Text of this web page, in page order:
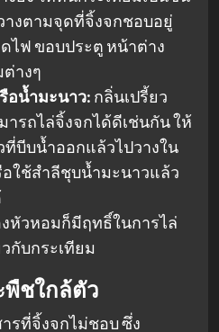
างตามจุดที่จิ้งจกชอบอยู่
ไฟ ขอบประตู หน้าต่าง
างๆ
อน้ำมะนาว: กลิ่นเปรี้ยว
ารถไล่จิ้งจกได้ดีเช่นกัน ให้
ที่บีบน้ำออกแล้วไปวางใน
ใช้สำลีชุบน้ำมะนาวแล้ว
หัวหอมก็มีฤทธิ์ในการไล่
กับกระเทียม
พืชใกล้ตัว
รที่จิ้งจกไม่ชอบ ซึ่ง